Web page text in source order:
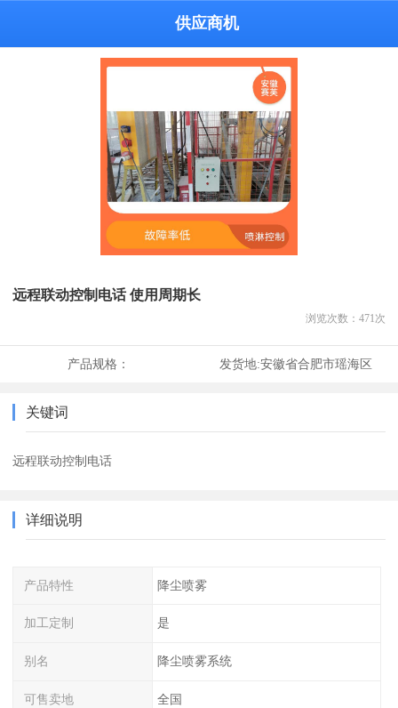
供应商机
远程联动控制电话 使用周期长
浏览次数： 471 次
产品规格： 发货地:安徽省合肥市瑶海区
关键词
远程联动控制电话
详细说明
产品特性 降尘喷雾
加工定制 是
别名 降尘喷雾系统
可售卖地 全国